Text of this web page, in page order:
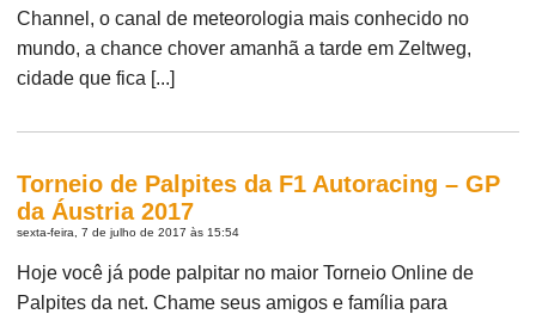
Channel, o canal de meteorologia mais conhecido no
mundo, a chance chover amanhã a tarde em Zeltweg,
cidade que fica [...]
Torneio de Palpites da F1 Autoracing – GP
da Áustria 2017
sexta-feira, 7 de julho de 2017 às 15:54
Hoje você já pode palpitar no maior Torneio Online de
Palpites da net. Chame seus amigos e família para